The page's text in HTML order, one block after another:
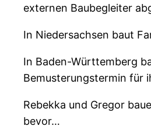
externen Baubegleiter
In Niedersachsen baut
In Baden-Württemberg
Bemusterungstermin für
Rebekka und Gregor
bevor…